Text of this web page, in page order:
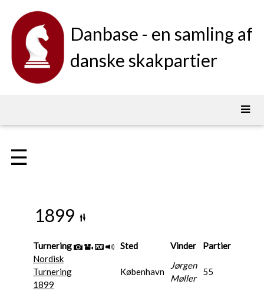
Danbase - en samling af
danske skakpartier
☰
1899
Turnering Sted Vinder
Partier
Nordisk
Turnering
1899
København
Jørgen
Møller
55